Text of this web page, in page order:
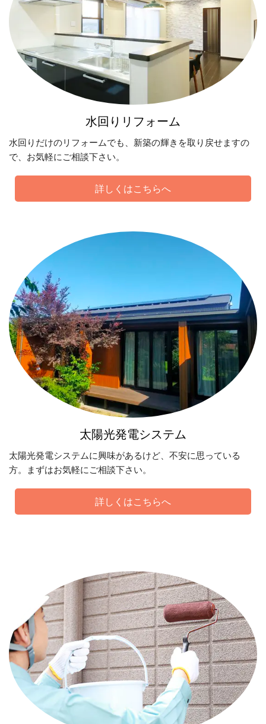
水回りリフォーム
水回りだけのリフォームでも、新築の輝きを取り戻せますの
で、お気軽にご相談下さい。
詳しくはこちらへ
太陽光発電システム
太陽光発電システムに興味があるけど、不安に思っている
方。まずはお気軽にご相談下さい。
詳しくはこちらへ